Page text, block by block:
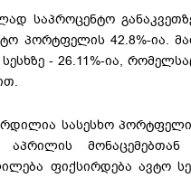
საპროცენტო
პორტფელის 42.8%-ია.
- 26.11%-ია,
სასესხო
მონაცემებთან
ფიქსირდება ავტო